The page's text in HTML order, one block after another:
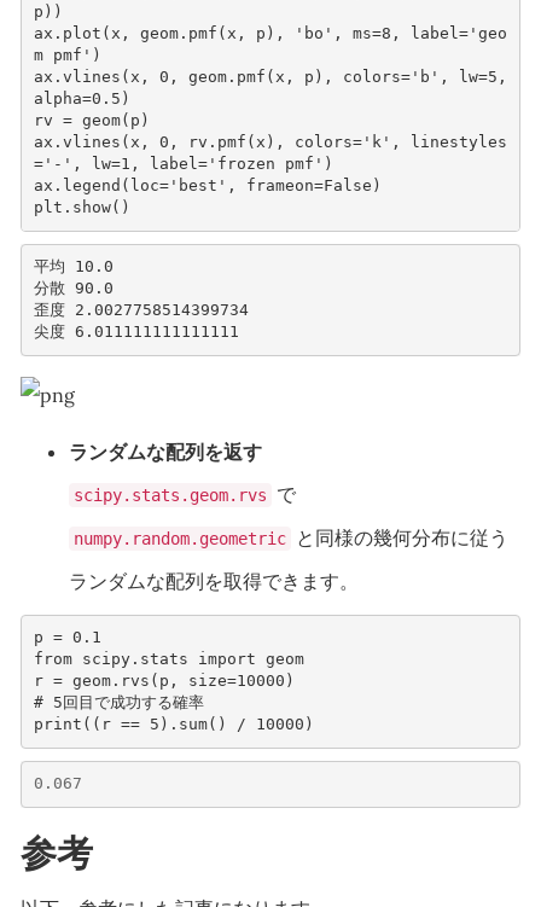
p ))
ax . plot ( x , geom. pmf ( x , p ), 'bo' , ms=8 , label='geo
m pmf' )
ax . vlines ( x , 0 , geom. pmf ( x , p ), colors='b' , lw=5 ,
alpha=0.5 )
rv = geom( p )
ax . vlines ( x , 0 , rv . pmf ( x ), colors='k' ,
linestyles
='-' , lw=1 , label='frozen pmf' )
ax . legend ( loc='best' , frameon=False )
plt . show()
平均 10.0
分散 90.0
歪度 2.0027758514399734
ランダムな配列を返す
scipy.stats.geom.rvs で
numpy.random.geometric
と同様の幾何分布に従う
ランダムな配列を取得できます。
p = 0.1
from
scipy.stats import geom
r = geom. rvs ( p , size=10000 )
# 5回目で成功する確率
print (( r == 5 ) . sum() / 10000 )
0.067
参考